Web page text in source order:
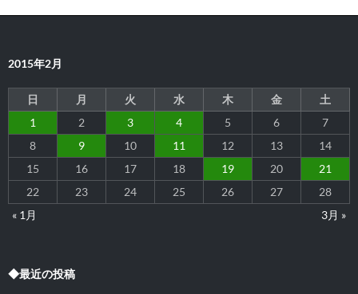
ー
ョ
2015年2月
日 月 火 水 木 金
土
1
2 3 4 5 6
7
8
9 10 11 12 13
14
15
16 17 18 19 20
21
22
23 24 25 26 27
28
« 1月
3月 »
◆最近の投稿